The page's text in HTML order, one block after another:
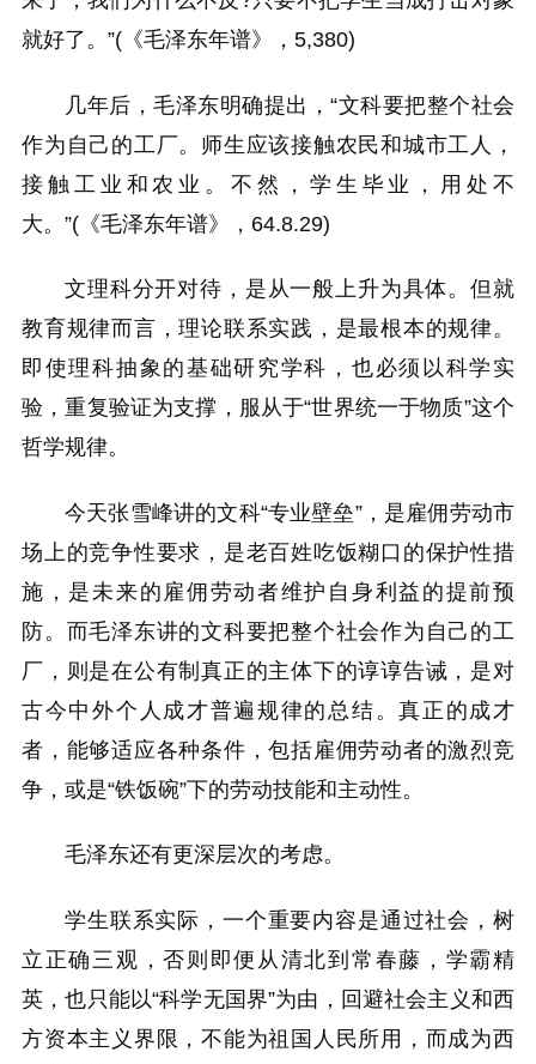
就好了。”(《毛泽东年谱》，5,380)
几年后，毛泽东明确提出，“文科要把整个社会
作为自己的工厂。师生应该接触农民和城市工人，
接触工业和农业。不然，学生毕业，用处不
大。”(《毛泽东年谱》，64.8.29)
文理科分开对待，是从一般上升为具体。但就
教育规律而言，理论联系实践，是最根本的规律。
即使理科抽象的基础研究学科，也必须以科学实
验，重复验证为支撑，服从于“世界统一于物质”这个
哲学规律。
今天张雪峰讲的文科“专业壁垒”，是雇佣劳动市
场上的竞争性要求，是老百姓吃饭糊口的保护性措
施，是未来的雇佣劳动者维护自身利益的提前预
防。而毛泽东讲的文科要把整个社会作为自己的工
厂，则是在公有制真正的主体下的谆谆告诫，是对
古今中外个人成才普遍规律的总结。真正的成才
者，能够适应各种条件，包括雇佣劳动者的激烈竞
争，或是“铁饭碗”下的劳动技能和主动性。
毛泽东还有更深层次的考虑。
学生联系实际，一个重要内容是通过社会，树
立正确三观，否则即便从清北到常春藤，学霸精
英，也只能以“科学无国界”为由，回避社会主义和西
方资本主义界限，不能为祖国人民所用，而成为西